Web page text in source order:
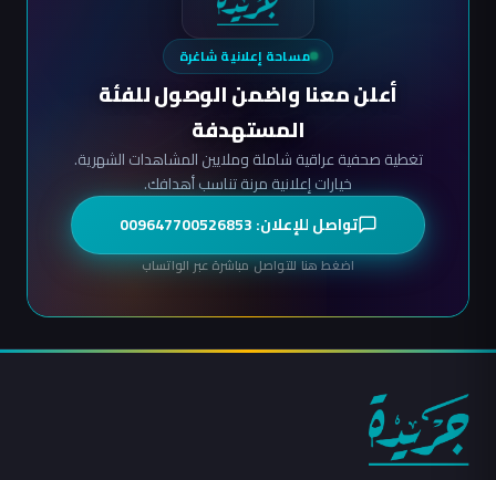
مساحة إعلانية شاغرة
أعلن معنا واضمن الوصول للفئة
المستهدفة
تغطية صحفية عراقية شاملة وملايين المشاهدات الشهرية.
خيارات إعلانية مرنة تناسب أهدافك.
تواصل للإعلان: 009647700526853
اضغط هنا للتواصل مباشرة عبر الواتساب